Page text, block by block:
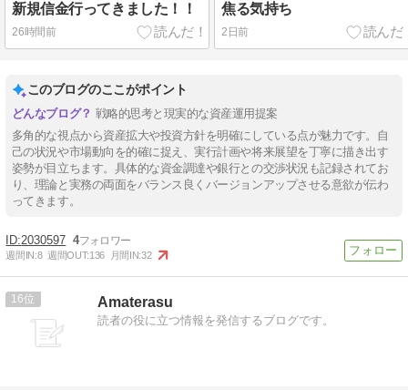
新規信金行ってきました！！
26時間前
焦る気持ち
2日前
このブログのここがポイント
戦略的思考と現実的な資産運用提案
多角的な視点から資産拡大や投資方針を明確にしている点が魅力です。自
己の状況や市場動向を的確に捉え、実行計画や将来展望を丁寧に描き出す
姿勢が目立ちます。具体的な資金調達や銀行との交渉状況も記録されてお
り、理論と実務の両面をバランス良くバージョンアップさせる意欲が伝わ
ってきます。
2030597 4
週間IN:8 週間OUT:136 月間IN:32
16 Amaterasu
読者の役に立つ情報を発信するブログです。